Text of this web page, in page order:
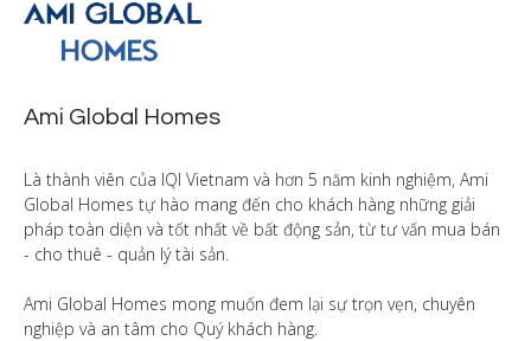
Ami Global Homes
Là thành viên của IQI Vietnam và hơn 5 năm kinh nghiệm, Ami
Global Homes tự hào mang đến cho khách hàng những giải
pháp toàn diện và tốt nhất về bất động sản, từ tư vấn mua bán
- cho thuê - quản lý tài sản.
Ami Global Homes mong muốn đem lại sự trọn vẹn, chuyên
nghiệp và an tâm cho Quý khách hàng.